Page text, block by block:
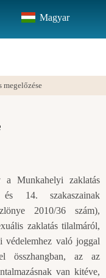
Magyar
a Munkahelyi zaklatás
14. szakaszainak
2010/36 szám),
zaklatás tilalmáról,
védelemhez való joggal
összhangban, az az
van kitéve,